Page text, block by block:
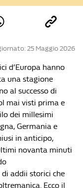
25 Maggio 2026
d’Europa hanno
una stagione
al successo di
mai visti prima e
dei millesimi
Germania e
in anticipo,
novanta minuti
addii storici che
Ecco il